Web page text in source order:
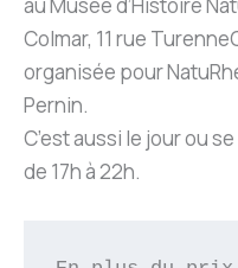
Colmar, 11 rue
organisée pour
Pernin.
C’est aussi le jour ou
de 17h à 22h.